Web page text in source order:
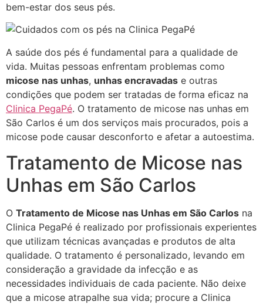
bem-estar dos seus pés.
A saúde dos pés é fundamental para a qualidade de
vida. Muitas pessoas enfrentam problemas como
micose nas unhas, unhas encravadas e outras
condições que podem ser tratadas de forma eficaz na
Clinica PegaPé. O tratamento de micose nas unhas em
São Carlos é um dos serviços mais procurados, pois a
micose pode causar desconforto e afetar a autoestima.
Tratamento de Micose nas
Unhas em São Carlos
O Tratamento de Micose nas Unhas em São Carlos na
Clinica PegaPé é realizado por profissionais experientes
que utilizam técnicas avançadas e produtos de alta
qualidade. O tratamento é personalizado, levando em
consideração a gravidade da infecção e as
necessidades individuais de cada paciente. Não deixe
que a micose atrapalhe sua vida; procure a Clinica